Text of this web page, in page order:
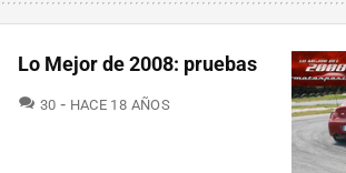
Lo Mejor de 2008: pruebas
30 COMENTARIOS
HACE 18 AÑOS